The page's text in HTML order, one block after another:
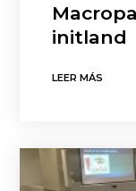
initland
LEER MÁS